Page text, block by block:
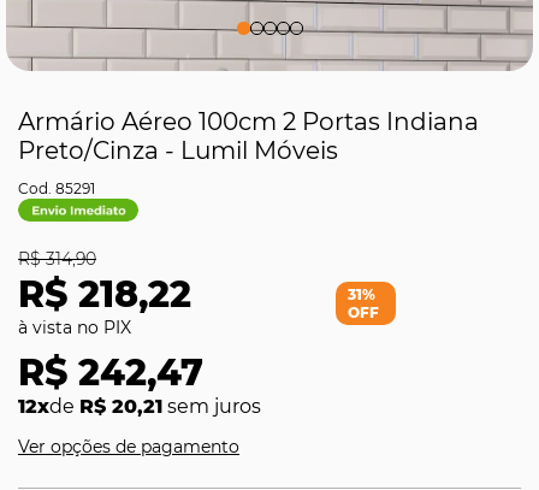
Armário Aéreo 100cm 2 Portas Indiana
Preto/Cinza - Lumil Móveis
85291
R$ 218,22
R$ 314,90
R$ 242,47
12xde R$ 20,21 sem juros
31%
OFF
Ver opções de pagamento